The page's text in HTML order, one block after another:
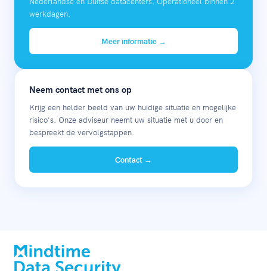
werkdagen.
Meer informatie →
Neem contact met ons op
Krijg een helder beeld van uw huidige situatie en mogelijke
risico's. Onze adviseur neemt uw situatie met u door en
bespreekt de vervolgstappen.
Contact →